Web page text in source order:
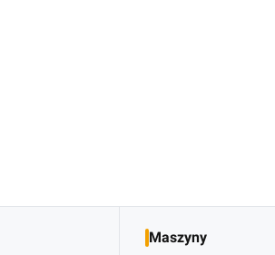
Maszyny